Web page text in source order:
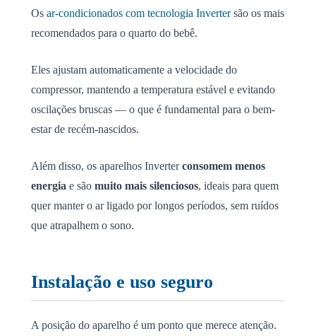
Os ar-condicionados com tecnologia Invertersão os mais
recomendados para o quarto do bebê.
Eles ajustam automaticamente a velocidade do
compressor, mantendo a temperatura estável e evitando
oscilações bruscas — o que é fundamental para o bem-
estar de recém-nascidos.
Além disso, os aparelhos Inverterconsomem menos
energia e são muito mais silenciosos, ideais para quem
quer manter o ar ligado por longos períodos, sem ruídos
que atrapalhem o sono.
Instalação e uso seguro
A posição do aparelho é um ponto que merece atenção.